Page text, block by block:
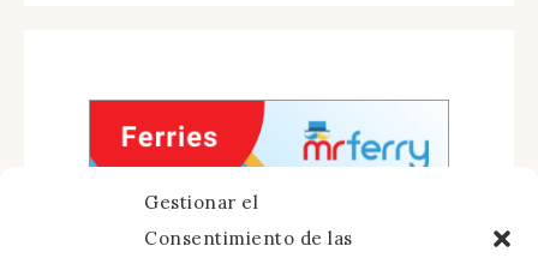
Gestionar el
Consentimiento de las